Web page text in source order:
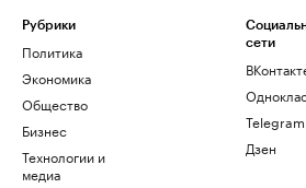
Рубрики
Политика
Экономика
Общество
Бизнес
Технологии и
медиа
сети
Telegram
Дзен